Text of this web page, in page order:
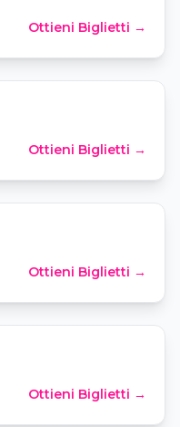
Ottieni Biglietti →
Zimmer
Ottieni Biglietti →
Ottieni Biglietti →
Ottieni Biglietti →
80er